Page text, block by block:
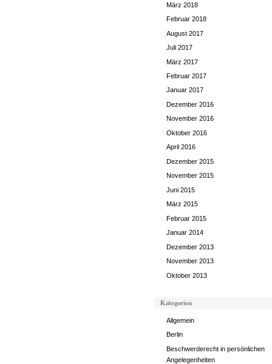
März 2018
Februar 2018
August 2017
Juli 2017
März 2017
Februar 2017
Januar 2017
Dezember 2016
November 2016
Oktober 2016
April 2016
Dezember 2015
November 2015
Juni 2015
März 2015
Februar 2015
Januar 2014
Dezember 2013
November 2013
Oktober 2013
Kategorien
Allgemein
Berlin
Beschwerderecht in persönlichen
Angelegenheiten